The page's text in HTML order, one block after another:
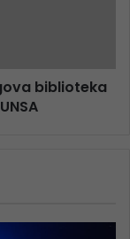
biblioteka